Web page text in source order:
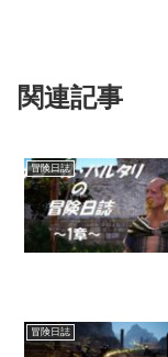
関連記事
冒険日誌
冒険日誌